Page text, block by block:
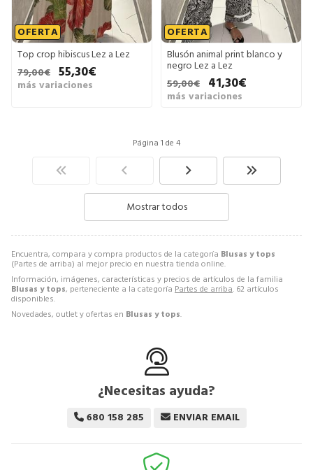
Encuentra, compara y compra productos de la categoría Blusas y tops
(Partes de arriba) al mejor precio en nuestra tienda online.
Información, imágenes, características y precios de artículos de la familia
Blusas y tops, perteneciente a la categoría Partes de arriba. 62 artículos
disponibles.
Novedades, outlet y ofertas en Blusas y tops.
OFERTA
Top crop hibiscus Lez a Lez
79,00€ 55,30€
más variaciones
OFERTA
Blusón animal print blanco y
negro Lez a Lez
59,00€
41,30€
más variaciones
Página 1 de 4
Mostrar todos
¿Necesitas ayuda?
680 158 285 ENVIAR EMAIL